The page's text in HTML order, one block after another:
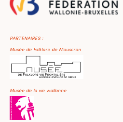
PARTENAIRES :
Musée de Folklore de Mouscron
Musée de la vie wallonne